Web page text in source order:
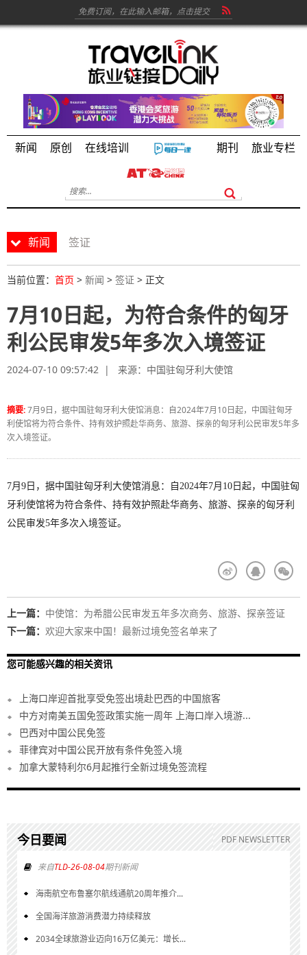
新闻 原创 在线培训 期刊 旅业专栏
新闻 签证
当前位置： 首页 > 新闻 > 签证 > 正文
7月10日起，为符合条件的匈牙
利公民审发5年多次入境签证
2024-07-10 09:57:42 | 来源： 中国驻匈牙利大使馆
摘要:7月9日，据中国驻匈牙利大使馆消息：自2024年7月10日起，中国驻匈牙
利使馆将为符合条件、持有效护照赴华商务、旅游、探亲的匈牙利公民审发5年多
次入境签证。
7月9日，据中国驻匈牙利大使馆消息：自2024年7月10日起，中国驻匈
牙利使馆将为符合条件、持有效护照赴华商务、旅游、探亲的匈牙利
公民审发5年多次入境签证。
上一篇： 中使馆：为希腊公民审发五年多次商务、旅游、探亲签证
下一篇： 欢迎大家来中国！最新过境免签名单来了
您可能感兴趣的相关资讯
上海口岸迎首批享受免签出境赴巴西的中国旅客
中方对南美五国免签政策实施一周年 上海口岸入境游...
巴西对中国公民免签
菲律宾对中国公民开放有条件免签入境
加拿大蒙特利尔6月起推行全新过境免签流程
今日要闻 PDF NEWSLETTER
来自TLD-26-08-04期刊新闻
海南航空布鲁塞尔航线通航20周年推介...
全国海洋旅游消费潜力持续释放
2034全球旅游业迈向16万亿美元：增长...